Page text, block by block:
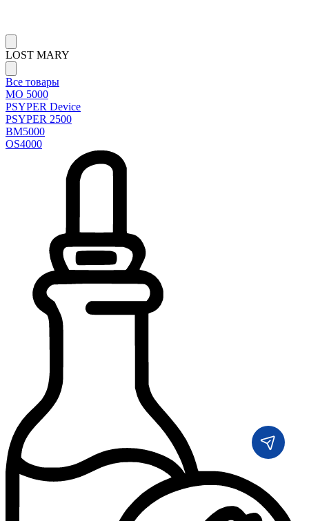
LOST MARY
Все товары
MO 5000
PSYPER Device
PSYPER 2500
BM5000
OS4000